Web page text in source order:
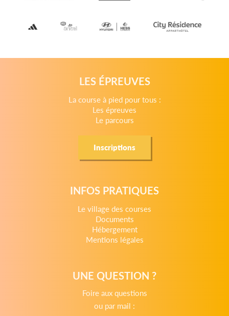
LES ÉPREUVES
La course à pied pour tous :
Les épreuves
Le parcours
Inscriptions
INFOS PRATIQUES
Le village des courses
Documents
Hébergement
Mentions légales
UNE QUESTION ?
Foire aux questions
ou par mail :